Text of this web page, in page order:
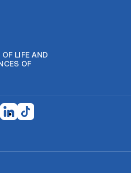
LIFE AND
OF